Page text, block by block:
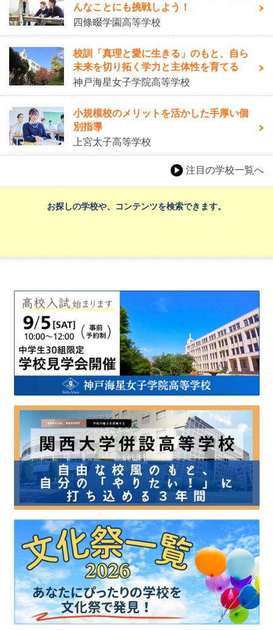
んなことにも挑戦しよう！
四條畷学園高等学校
校訓「真理と愛に生きる」のもと、自ら
未来を切り拓く学力と主体性を育てる
神戸海星女子学院高等学校
小規模校のメリットを活かした手厚い個
別指導
上宮太子高等学校
注目の学校一覧へ
お探しの学校や、コンテンツを検索できます。